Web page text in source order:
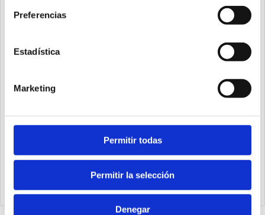
Preferencias
Estadística
Marketing
Permitir todas
Permitir la selección
Denegar
1540.25.20.03.1
Cilindro Ecompact Ø25 carrera 20 versión vástago pasante
de acero inoxidable con rosca hembra, magnético y doble